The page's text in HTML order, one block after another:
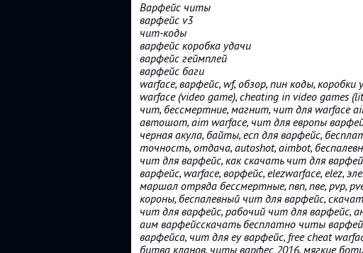
Варфейс читы
варфейс v3
чит-коды
варфейс коробка удачи
варфейс геймплей
варфейс баги
warface, варфейс, wf, обзор, пин коды,
warface (video game), cheating in video games
чит, бессмертние, магнит, чит для warface
автошот, aim warface, чит для европы
черная акула, байты, есп для варфейс,
точность, отдача, autoshot, aimbot,
чит для варфейс, как скачать чит для
варфейс, warface, ворфейс, elezwarface, elez,
маршал отряда бессмертные, пвп, пве, pvp,
короны, беспалевный чит для варфейс,
чит для варфейс, рабочий чит для варфейс,
аим варфейсскачать бесплатно читы
варфейса, чит для еу варфейс, free cheat
битва кланов, читы варфес 2016, мягкие